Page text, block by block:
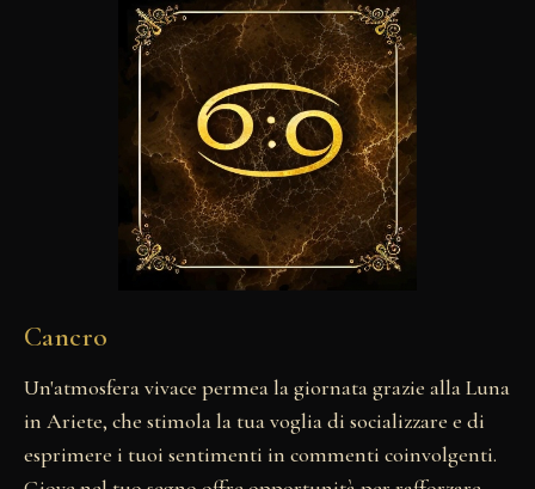
Cancro
Un'atmosfera vivace permea la giornata grazie alla Luna
in Ariete, che stimola la tua voglia di socializzare e di
esprimere i tuoi sentimenti in commenti coinvolgenti.